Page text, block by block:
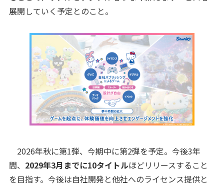
展開していく予定とのこと。
2026年秋に第1弾、今期中に第2弾を予定。今後3年
間、 2029年3月までに10タイトルほどリリースすること
を目指す。今後は自社開発と他社へのライセンス提供と